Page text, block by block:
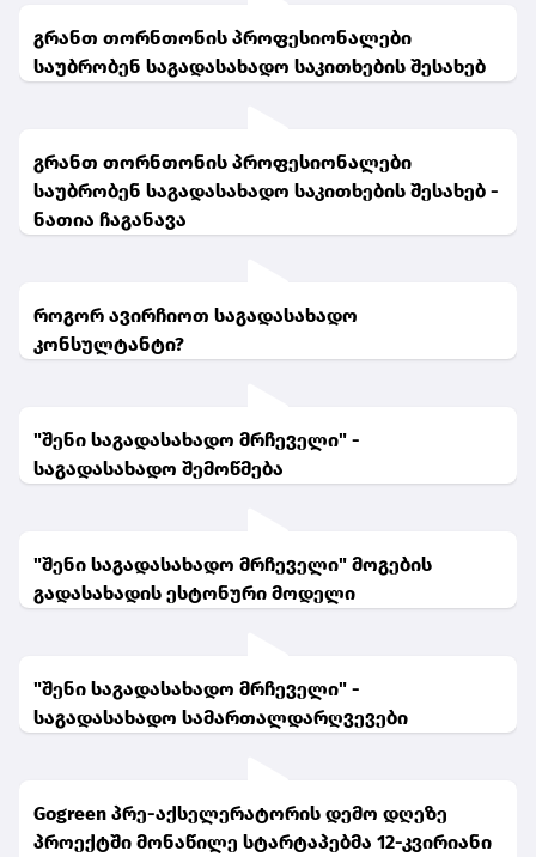
გრანთ თორნთონის პროფესიონალები
საუბრობენ საგადასახადო საკითხების შესახებ
გრანთ თორნთონის პროფესიონალები
საუბრობენ საგადასახადო საკითხების შესახებ -
ნათია ჩაგანავა
როგორ ავირჩიოთ საგადასახადო
კონსულტანტი?
"შენი საგადასახადო მრჩეველი" -
საგადასახადო შემოწმება
"შენი საგადასახადო მრჩეველი" მოგების
გადასახადის ესტონური მოდელი
"შენი საგადასახადო მრჩეველი" -
საგადასახადო სამართალდარღვევები
Gogreen პრე-აქსელერატორის დემო დღეზე
პროექტში მონაწილე სტარტაპებმა 12-კვირიანი